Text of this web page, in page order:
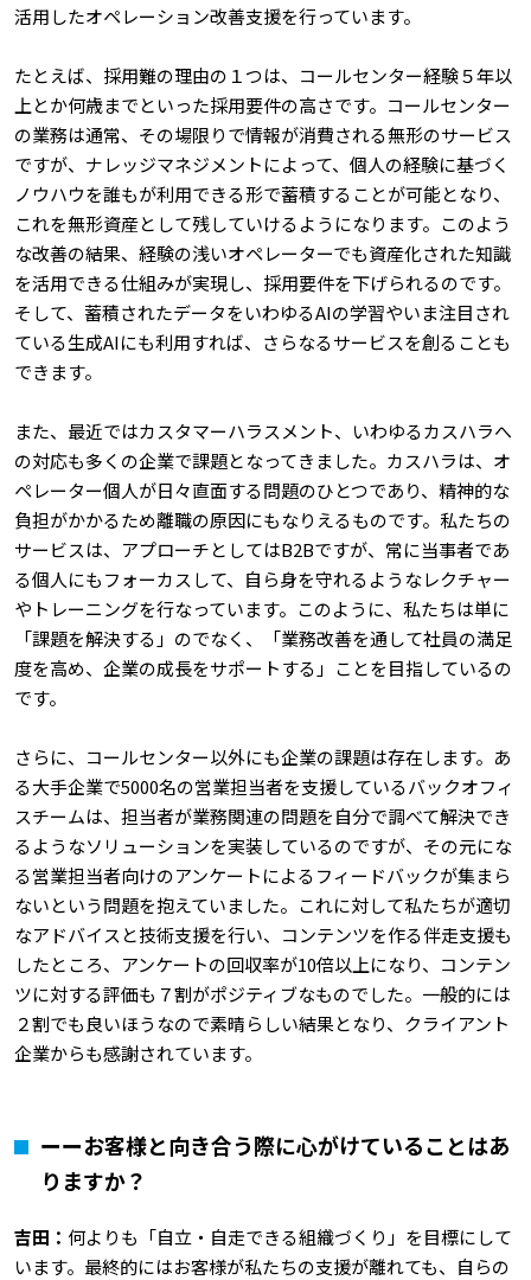
活用したオペレーション改善支援を行っています。
たとえば、採用難の理由の１つは、コールセンター経験５年以
上とか何歳までといった採用要件の高さです。コールセンター
の業務は通常、その場限りで情報が消費される無形のサービス
ですが、ナレッジマネジメントによって、個人の経験に基づく
ノウハウを誰もが利用できる形で蓄積することが可能となり、
これを無形資産として残していけるようになります。このよう
な改善の結果、経験の浅いオペレーターでも資産化された知識
を活用できる仕組みが実現し、採用要件を下げられるのです。
そして、蓄積されたデータをいわゆるAIの学習やいま注目され
ている生成AIにも利用すれば、さらなるサービスを創ることも
できます。
また、最近ではカスタマーハラスメント、いわゆるカスハラへ
の対応も多くの企業で課題となってきました。カスハラは、オ
ペレーター個人が日々直面する問題のひとつであり、精神的な
負担がかかるため離職の原因にもなりえるものです。私たちの
サービスは、アプローチとしてはB2Bですが、常に当事者であ
る個人にもフォーカスして、自ら身を守れるようなレクチャー
やトレーニングを行なっています。このように、私たちは単に
「課題を解決する」のでなく、「業務改善を通して社員の満足
度を高め、企業の成長をサポートする」ことを目指しているの
です。
さらに、コールセンター以外にも企業の課題は存在します。あ
る大手企業で5000名の営業担当者を支援しているバックオフィ
スチームは、担当者が業務関連の問題を自分で調べて解決でき
るようなソリューションを実装しているのですが、その元にな
る営業担当者向けのアンケートによるフィードバックが集まら
ないという問題を抱えていました。これに対して私たちが適切
なアドバイスと技術支援を行い、コンテンツを作る伴走支援も
したところ、アンケートの回収率が10倍以上になり、コンテン
ツに対する評価も７割がポジティブなものでした。一般的には
２割でも良いほうなので素晴らしい結果となり、クライアント
企業からも感謝されています。
ーーお客様と向き合う際に心がけていることはあ
りますか？
吉田： 何よりも「自立・自走できる組織づくり」を目標にして
います。最終的にはお客様が私たちの支援が離れても、自らの